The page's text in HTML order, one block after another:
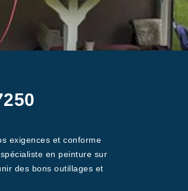
exigences et conforme
en peinture sur
des bons outillages et